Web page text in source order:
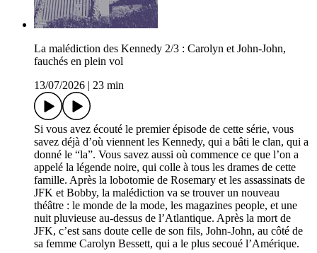
La malédiction des Kennedy 2/3 : Carolyn et John-John,
fauchés en plein vol
13/07/2026
23 min
Si vous avez écouté le premier épisode de cette série, vous
savez déjà d’où viennent les Kennedy, qui a bâti le clan, qui a
donné le “la”. Vous savez aussi où commence ce que l’on a
appelé la légende noire, qui colle à tous les drames de cette
famille. Après la lobotomie de Rosemary et les assassinats de
JFK et Bobby, la malédiction va se trouver un nouveau
théâtre : le monde de la mode, les magazines people, et une
nuit pluvieuse au-dessus de l’Atlantique. Après la mort de
JFK, c’est sans doute celle de son fils, John-John, au côté de
sa femme Carolyn Bessett, qui a le plus secoué l’Amérique.